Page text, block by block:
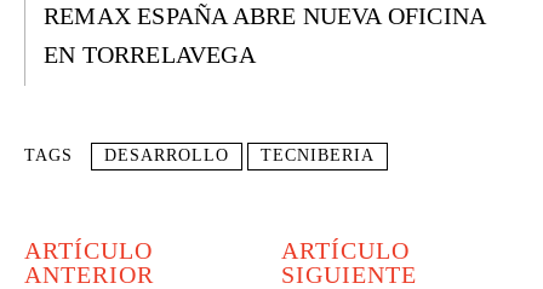
REMAX ESPAÑA ABRE NUEVA OFICINA
EN TORRELAVEGA
TAGS DESARROLLO TECNIBERIA
ARTÍCULO
ANTERIOR
ARTÍCULO
SIGUIENTE